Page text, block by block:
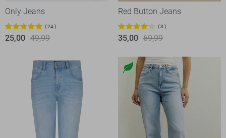
Only Jeans
24
25,00 49,99
Red Button Jeans
3
35,00 69,99